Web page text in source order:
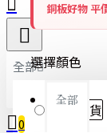
全部
全部
0
銅板好物 平
選擇顏色
隨機出貨